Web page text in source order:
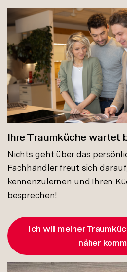
Ihre Traumküche wartet
Nichts geht über das
Fachhändler freut sich
kennenzulernen und Ihren
besprechen!
Ich will meiner
näher